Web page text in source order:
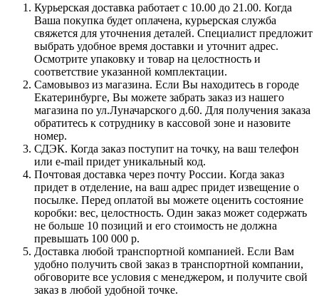
Курьерская доставка работает с 10.00 до 21.00. Когда
Ваша покупка будет оплачена, курьерская служба
свяжется для уточнения деталей. Специалист предложит
выбрать удобное время доставки и уточнит адрес.
Осмотрите упаковку и товар на целостность и
соответствие указанной комплектации.
Самовывоз из магазина. Если Вы находитесь в городе
Екатеринбурге, Вы можете забрать заказ из нашего
магазина по ул.Луначарского д.60. Для получения заказа
обратитесь к сотруднику в кассовой зоне и назовите
номер.
СДЭК. Когда заказ поступит на точку, на ваш телефон
или e-mail придет уникальный код.
Почтовая доставка через почту России. Когда заказ
придет в отделение, на ваш адрес придет извещение о
посылке. Перед оплатой вы можете оценить состояние
коробки: вес, целостность. Один заказ может содержать
не больше 10 позиций и его стоимость не должна
превышать 100 000 р.
Доставка любой транспортной компанией. Если Вам
удобно получить свой заказ в транспортной компании,
обговорите все условия с менеджером, и получите свой
заказ в любой удобной точке.